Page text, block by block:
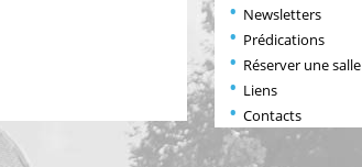
Newsletters
Prédications
Réserver une salle
Liens
Contacts